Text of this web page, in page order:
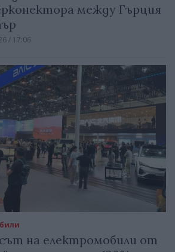
между Гърция
/ 17:06
на електромобили от